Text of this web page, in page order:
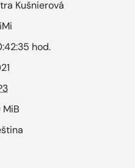
Kušnierová
hod.
MiB